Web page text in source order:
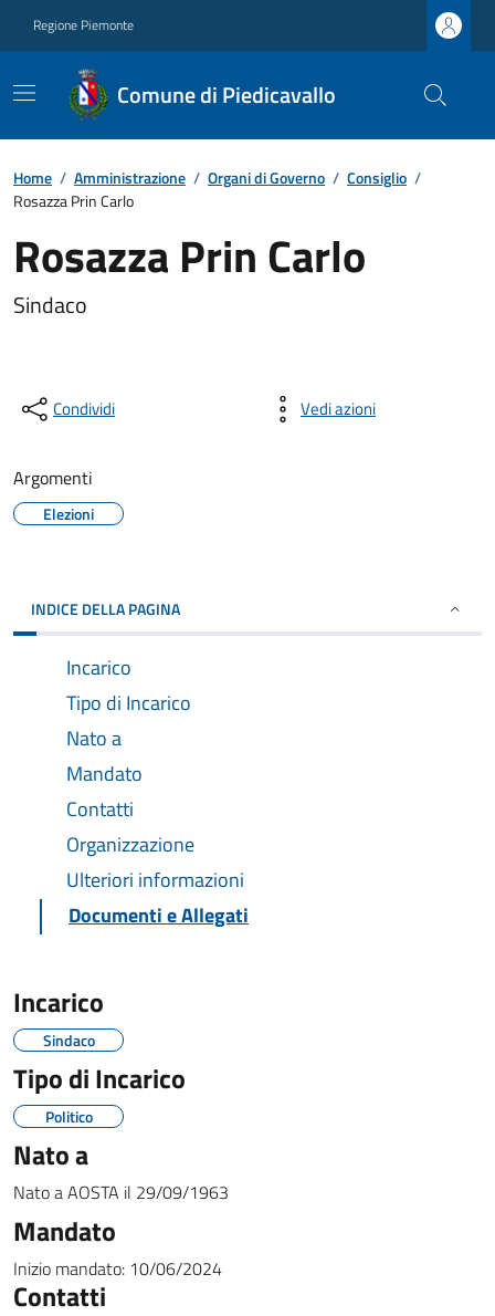
Regione Piemonte
Comune di Piedicavallo
Home / Amministrazione / Organi di Governo / Consiglio /
Rosazza Prin Carlo
Rosazza Prin Carlo
Sindaco
Condividi Vedi azioni
Argomenti
Elezioni
INDICE DELLA PAGINA
Incarico
Tipo di Incarico
Nato a
Mandato
Contatti
Organizzazione
Ulteriori informazioni
Documenti e Allegati
Incarico
Sindaco
Tipo di Incarico
Politico
Nato a
Nato aAOSTA il 29/09/1963
Mandato
Inizio mandato: 10/06/2024
Contatti